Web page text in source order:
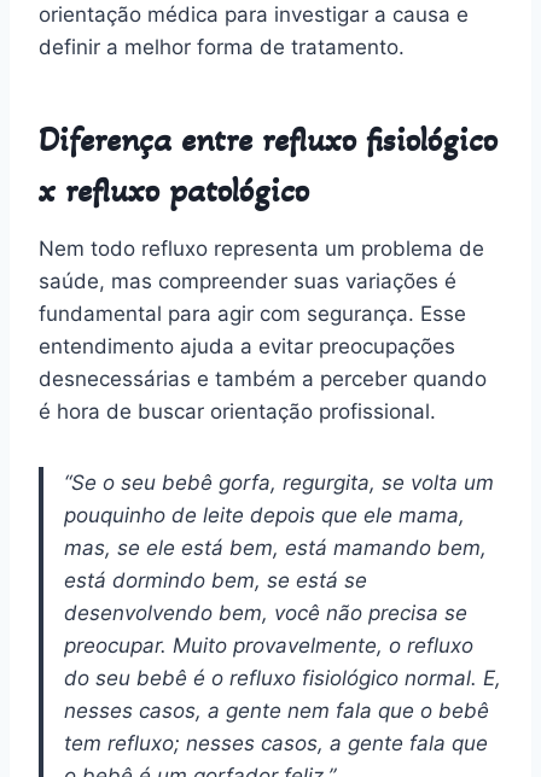
orientação médica para investigar a causa e
definir a melhor forma de tratamento.
Diferença entre refluxo fisiológico
x refluxo patológico
Nem todo refluxo representa um problema de
saúde, mas compreender suas variações é
fundamental para agir com segurança. Esse
entendimento ajuda a evitar preocupações
desnecessárias e também a perceber quando
é hora de buscar orientação profissional.
“Se o seu bebê gorfa, regurgita, se volta um
pouquinho de leite depois que ele mama,
mas, se ele está bem, está mamando bem,
está dormindo bem, se está se
desenvolvendo bem, você não precisa se
preocupar. Muito provavelmente, o refluxo
do seu bebê é o refluxo fisiológico normal. E,
nesses casos, a gente nem fala que o bebê
tem refluxo; nesses casos, a gente fala que